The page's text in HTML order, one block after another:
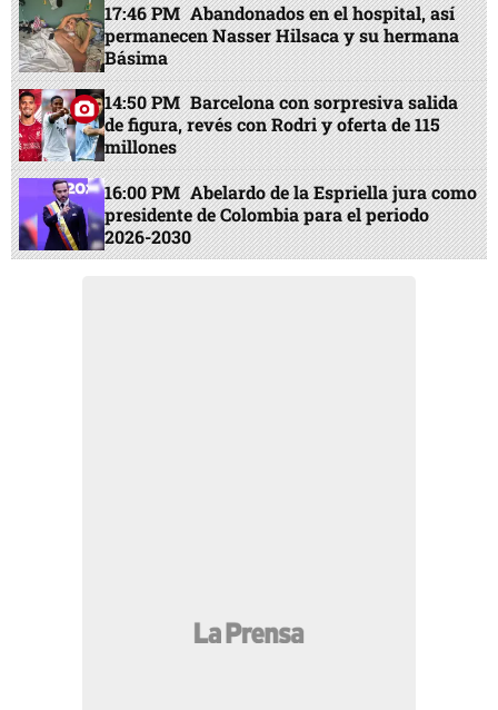
17:46 PM Abandonados en el hospital, así
permanecen Nasser Hilsaca y su hermana
Básima
14:50 PM Barcelona con sorpresiva salida
de figura, revés con Rodri y oferta de 115
millones
16:00 PM Abelardo de la Espriella jura como
presidente de Colombia para el periodo
2026-2030